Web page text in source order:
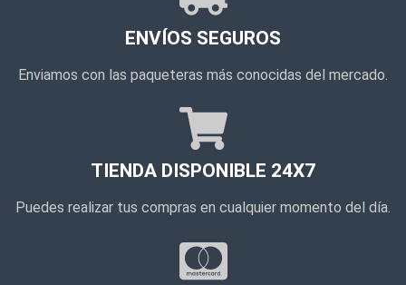
ENVÍOS SEGUROS
Enviamos con las paqueteras más conocidas del mercado.
TIENDA DISPONIBLE 24X7
Puedes realizar tus compras en cualquier momento del día.